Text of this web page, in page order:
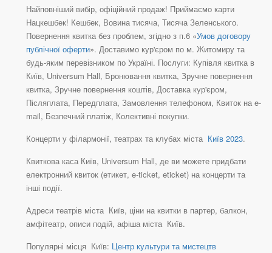
Найповніший вибір, офіційний продаж! Приймаємо карти
Нацкешбек! Кешбек, Вовина тисяча, Тисяча Зеленського.
Повернення квитка без проблем, згідно з п.6 «Умов договору
публічної оферти». Доставимо кур'єром по м. Житомиру та
будь-яким перевізником по Україні. Послуги: Купівля квитка в
Київ, Universum Hall, Бронювання квитка, Зручне повернення
квитка, Зручне повернення коштів, Доставка кур'єром,
Післяплата, Передплата, Замовлення телефоном, Квиток на e-
mail, Безпечний платіж, Колективні покупки.
Концерти у філармонії, театрах та клубах міста Київ 2023.
Квиткова каса Київ, Universum Hall, де ви можете придбати
електронний квиток (етикет, e-ticket, eticket) на концерти та
інші події.
Адреси театрів міста Київ, ціни на квитки в партер, балкон,
амфітеатр, описи подій, афіша міста Київ.
Популярні місця Київ: Центр культури та мистецтв